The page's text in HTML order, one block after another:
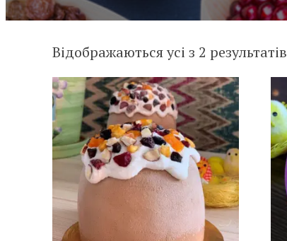
Відображаються усі з 2 результатів